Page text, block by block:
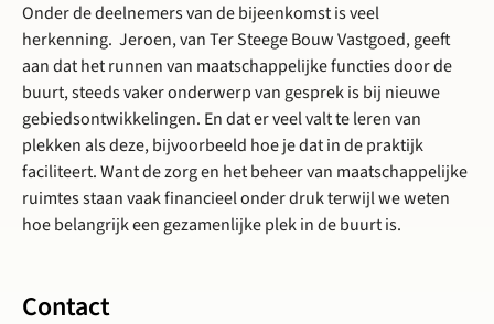
Onder de deelnemers van de bijeenkomst is veel
herkenning. Jeroen, van Ter Steege Bouw Vastgoed, geeft
aan dat het runnen van maatschappelijke functies door de
buurt, steeds vaker onderwerp van gesprek is bij nieuwe
gebiedsontwikkelingen. En dat er veel valt te leren van
plekken als deze, bijvoorbeeld hoe je dat in de praktijk
faciliteert. Want de zorg en het beheer van maatschappelijke
ruimtes staan vaak financieel onder druk terwijl we weten
hoe belangrijk een gezamenlijke plek in de buurt is.
Contact